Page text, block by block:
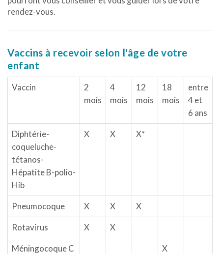
rendez-vous.
Vaccins à recevoir selon l'âge de votre
enfant
Vaccin
2
mois
4
mois
12
mois
18
mois
entre
4 et
6 ans
Diphtérie-
coqueluche-
tétanos-
Hépatite B-polio-
Hib
X X X*
Pneumocoque X X X
Rotavirus X X
Méningocoque C X